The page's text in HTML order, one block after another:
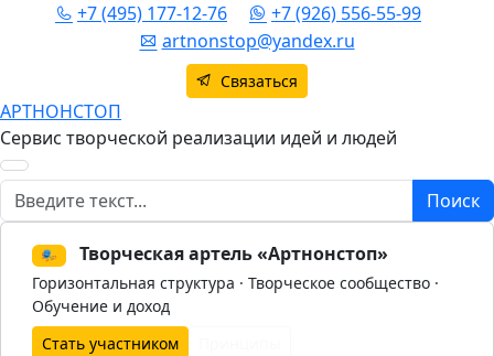
+7 (495) 177-12-76
+7 (926) 556-55-99
artnonstop@yandex.ru
Связаться
АРТНОНСТОП
Сервис творческой реализации идей и людей
Поиск Поиск
🎭 Творческая артель «Артнонстоп»
Горизонтальная структура · Творческое сообщество ·
Обучение и доход
Стать участником